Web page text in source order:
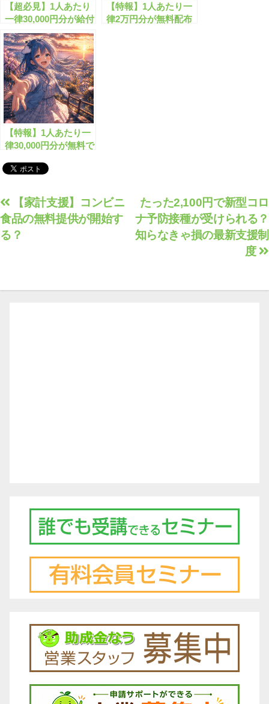
【超必見】1人あたり
一律30,000円分が給付
されます！
【特報】1人あたり一
律2万円分が無料配布
【特報】1人あたり一
律30,000円分が無料で
投
稿
ナ
たった2,100円で新型コロ
ナ予防接種が受けられる？
知らなきゃ損の最新支援制
度
【家計支援】コンビニ
食品の無料提供が開始す
る？